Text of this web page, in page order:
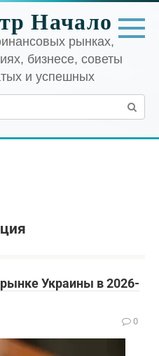
Начало
рынках,
бизнесе, советы
и успешных
Украины в 2026-
0